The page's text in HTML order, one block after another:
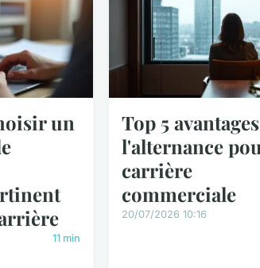
un
11 min
Top 5
l'alternance
carrière
commerciale
20/07/2026 10:16